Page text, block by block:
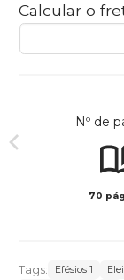
Calcular o
Nº de
70
Tags: Efésios 1